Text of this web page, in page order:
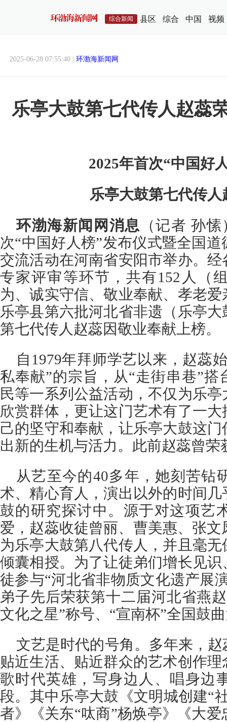
综合新闻 县区 综合 中国 视频
2025-06-28 07:55:40 | 环渤海新闻网
乐亭大鼓第七代传人赵蕊
2025年首次“中国好
乐亭大鼓第七代传人
环渤海新闻网消息 （记者 孙
次“中国好人榜”发布仪式暨全国
交流活动在河南省安阳市举办。
专家评审等环节，共有152人（
为、诚实守信、敬业奉献、孝老
乐亭县第六批河北省非遗（乐亭
第七代传人赵蕊因敬业奉献上榜。
自1979年拜师学艺以来，赵蕊
私奉献”的宗旨，从“走街串巷”搭
民等一系列公益活动，不仅为乐
欣赏群体，更让这门艺术有了一
己的坚守和奉献，让乐亭大鼓这
出新的生机与活力。此前赵蕊曾荣
从艺至今的40多年，她刻苦钻
术、精心育人，演出以外的时间
鼓的研究探讨中。源于对这项艺
爱，赵蕊收徒曾丽、曹美惠、张
为乐亭大鼓第八代传人，并且毫
倾囊相授。为了让徒弟们增长见
徒参与“河北省非物质文化遗产展
弟子先后荣获第十二届河北省燕
文化之星”称号、“宣南杯”全国鼓
文艺是时代的号角。多年来，
贴近生活、贴近群众的艺术创作
歌时代英雄，写身边人、唱身边
段。其中乐亭大鼓《文明城创建“
者》《关东“呔商”杨焕亭》《大